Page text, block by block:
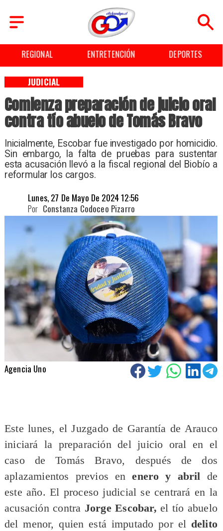
REGIONAL ENTRETENCIÓN DEPORTES
Comienza preparación de juicio oral
contra tío abuelo de Tomás Bravo
​Inicialmente, Escobar fue investigado por homicidio.
Sin embargo, la falta de pruebas para sustentar
esta acusación llevó a la fiscal regional del Biobío a
reformular los cargos.
JUDICIAL
Lunes, 27 De Mayo De 2024 12:56
Constanza Codoceo Pizarro
Por
Agencia Uno
Este lunes, el Juzgado de Garantía de Arauco
iniciará la preparación del juicio oral en el
caso de Tomás Bravo, después de dos
aplazamientos previos enenero y abril de
este año. El proceso judicial se centrará en la
acusación contra Jorge Escobar, el tío abuelo
del menor, quien está imputado por el delito